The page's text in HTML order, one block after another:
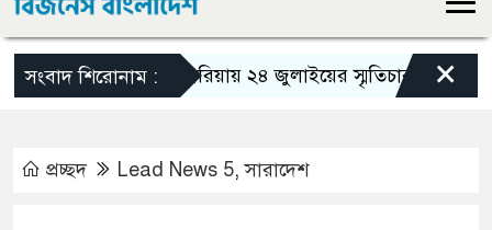
সংবাদ শিরোনাম :গজারিয়ায় ২৪ জুলাইয়ের স্মৃতিচারণ: গুমের×
প্রচ্ছদ Lead News 5,সারাদেশ